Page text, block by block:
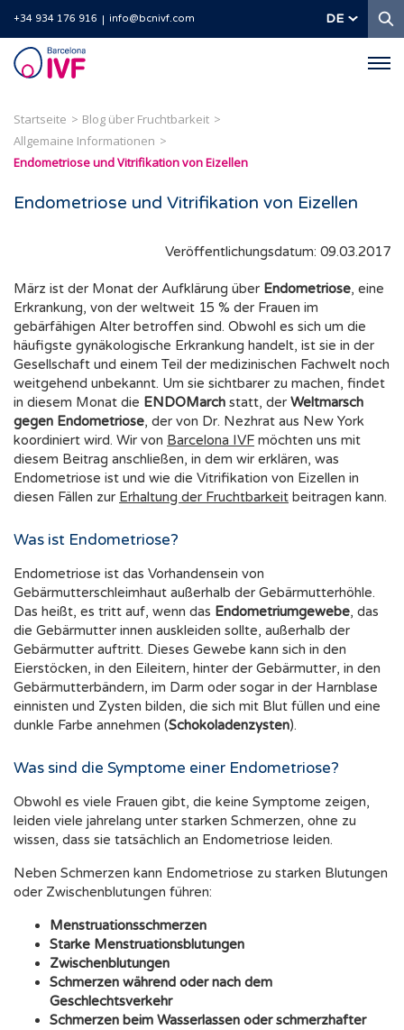
+34 934 176 916 info@bcnivf.com DE
Barcelona
IVF
Startseite
Blog über Fruchtbarkeit
Allgemaine Informationen
Endometriose und Vitrifikation von Eizellen
Endometriose und Vitrifikation von Eizellen
Veröffentlichungsdatum: 09.03.2017
März ist der Monat der Aufklärung über Endometriose, eine
Erkrankung, von der weltweit 15 % der Frauen im
gebärfähigen Alter betroffen sind. Obwohl es sich um die
häufigste gynäkologische Erkrankung handelt, ist sie in der
Gesellschaft und einem Teil der medizinischen Fachwelt noch
weitgehend unbekannt. Um sie sichtbarer zu machen, findet
in diesem Monat die ENDOMarch statt, der Weltmarsch
gegen Endometriose, der von Dr. Nezhrat aus New York
koordiniert wird. Wir von Barcelona IVF
diesem Beitrag anschließen, in dem wir erklären, was
Endometriose ist und wie die Vitrifikation von Eizellen in
diesen Fällen zur Erhaltung der Fruchtbarkeit beitragen kann.
Was ist Endometriose?
Endometriose ist das Vorhandensein von
Gebärmutterschleimhaut außerhalb der Gebärmutterhöhle.
Das heißt, es tritt auf, wenn das Endometriumgewebe, das
die Gebärmutter innen auskleiden sollte, außerhalb der
Gebärmutter auftritt. Dieses Gewebe kann sich in den
Eierstöcken, in den Eileitern, hinter der Gebärmutter, in den
Gebärmutterbändern, im Darm oder sogar in der Harnblase
einnisten und Zysten bilden, die sich mit Blut füllen und eine
dunkle Farbe annehmen (Schokoladenzysten).
Was sind die Symptome einer Endometriose?
Obwohl es viele Frauen gibt, die keine Symptome zeigen,
leiden viele jahrelang unter starken Schmerzen, ohne zu
wissen, dass sie tatsächlich an Endometriose leiden.
Neben Schmerzen kann Endometriose zu starken Blutungen
oder Zwischenblutungen führen:
Menstruationsschmerzen
Starke Menstruationsblutungen
Zwischenblutungen
Schmerzen während oder nach dem
Geschlechtsverkehr
Schmerzen beim Wasserlassen oder schmerzhafter